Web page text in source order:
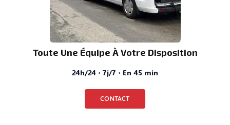
Toute Une Équipe À Votre Disposition
24h/24 · 7j/7 · En 45 min
CONTACT